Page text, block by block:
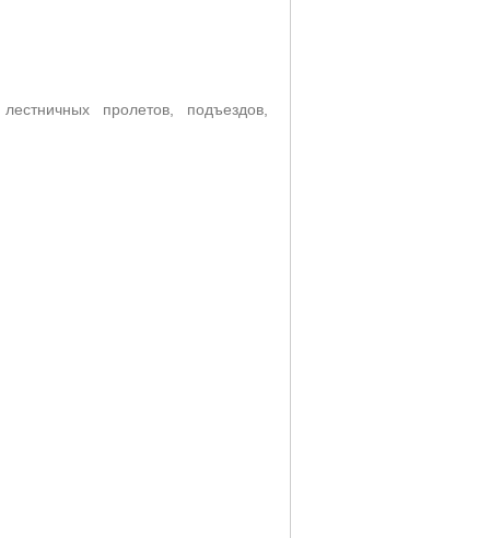
пролетов, подъездов,